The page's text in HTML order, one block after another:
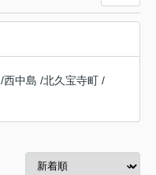
/西中島 /北久宝寺町 /